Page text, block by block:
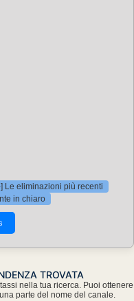
] Le eliminazioni più recenti
in chiaro
TROVATA
nella tua ricerca. Puoi ottenere
parte del nome del canale.